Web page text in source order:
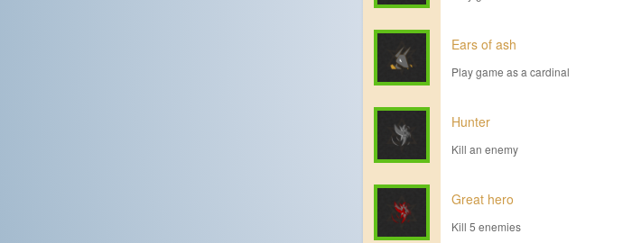
Ears of ash
Play game as a cardinal
Hunter
Kill an enemy
Great hero
Kill 5 enemies